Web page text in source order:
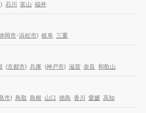
) 石川 富山 福井
岡市・浜松市) 岐阜 三重
(京都市) 兵庫 (神戸市) 滋賀 奈良 和歌山
市) 鳥取 島根 山口 徳島 香川 愛媛 高知